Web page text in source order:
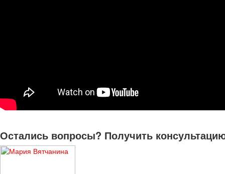
Остались вопросы? Получить